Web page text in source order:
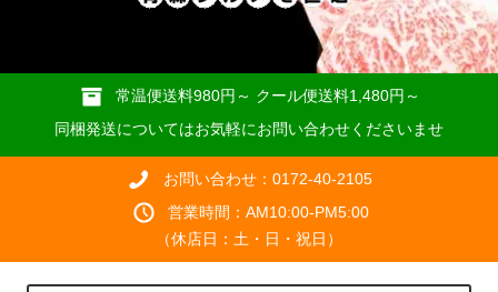
常温便送料980円～ クール便送料1,480円～
同梱発送についてはお気軽にお問い合わせくださいませ
お問い合わせ：0172-40-2105
営業時間：AM10:00-PM5:00
（休店日：土・日・祝日）